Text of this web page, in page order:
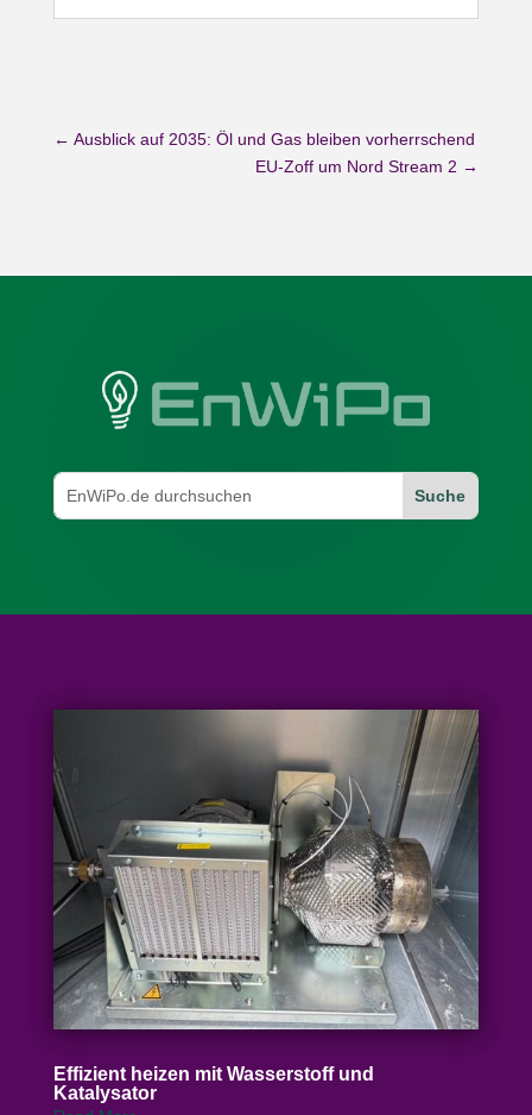
← Ausblick auf 2035: Öl und Gas bleiben vorherrschend
EU-Zoff um Nord Stream 2 →
Effizient heizen mit Wasser­stoff und
Katalysator